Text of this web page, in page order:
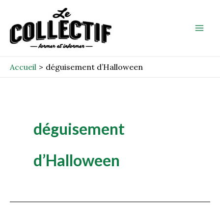
contenu
Accueil déguisement d’Halloween
déguisement
d’Halloween